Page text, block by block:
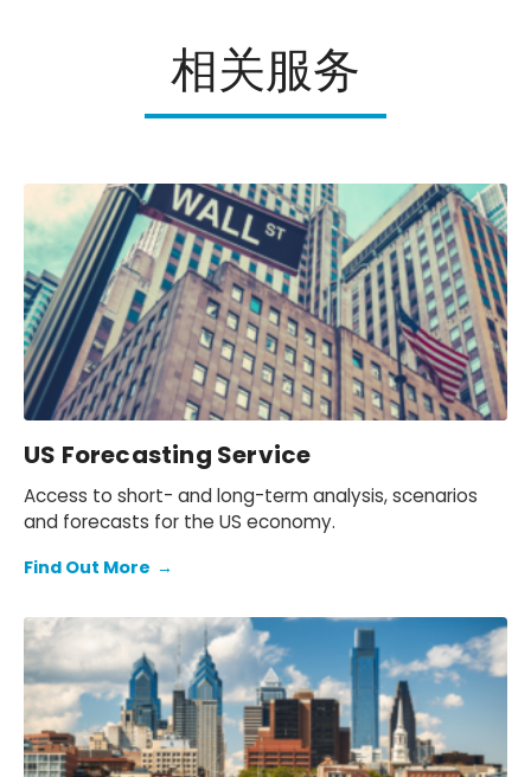
相关服务
US Forecasting Service
Access to short- and long-term analysis, scenarios
and forecasts for the US economy.
Find Out More →